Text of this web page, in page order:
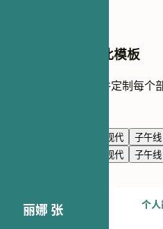
在 AI 对话中编辑此模板
让 AI 与你一起重写并定制每个
极简现代 子午线
极简现代 子午线
丽娜 张 个